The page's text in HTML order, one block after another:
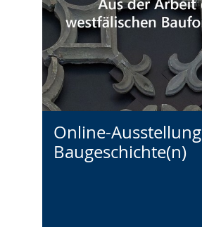
Online-Ausstellung
Baugeschichte(n)